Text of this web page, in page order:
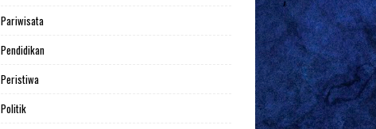
Pariwisata
Pendidikan
Peristiwa
Politik